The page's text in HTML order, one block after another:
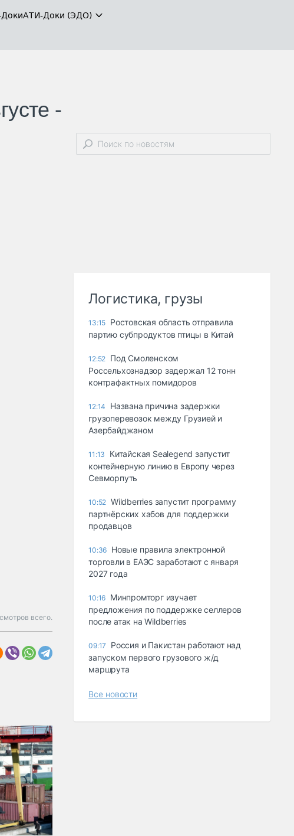
АТИ-Доки (ЭДО)
-
всего.
Логистика, грузы
13:15 Ростовская область отправила
партию субпродуктов птицы в Китай
12:52 Под Смоленском
Россельхознадзор задержал 12 тонн
контрафактных помидоров
12:14
Названа причина задержки
грузоперевозок между Грузией и
Азербайджаном
11:13
Китайская Sealegend запустит
контейнерную линию в Европу через
Севморпуть
10:52 Wildberries запустит программу
партнёрских хабов для поддержки
продавцов
10:36 Новые правила электронной
торговли в ЕАЭС заработают с января
2027 года
10:16 Минпромторг изучает
предложения по поддержке селлеров
после атак на Wildberries
09:17
Россия и Пакистан работают над
запуском первого грузового ж/д
маршрута
Все новости